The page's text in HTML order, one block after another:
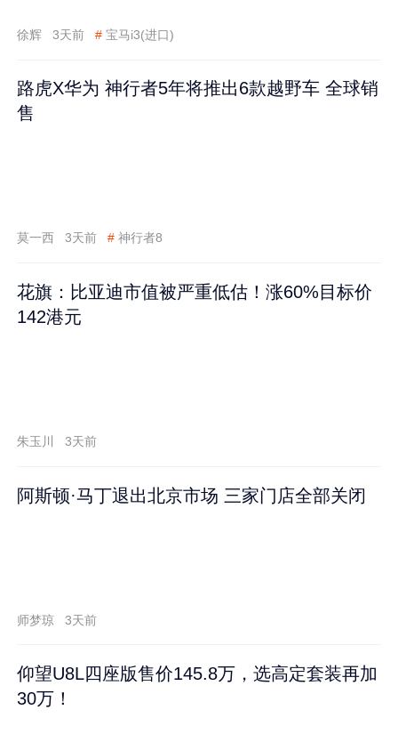
徐辉 3天前 # 宝马i3(进口)
路虎X华为 神行者5年将推出6款越野车 全球销
售
莫一西 3天前 # 神行者8
花旗：比亚迪市值被严重低估！涨60%目标价
142港元
朱玉川 3天前
阿斯顿·马丁退出北京市场 三家门店全部关闭
师梦琼 3天前
仰望U8L四座版售价145.8万，选高定套装再加
30万！